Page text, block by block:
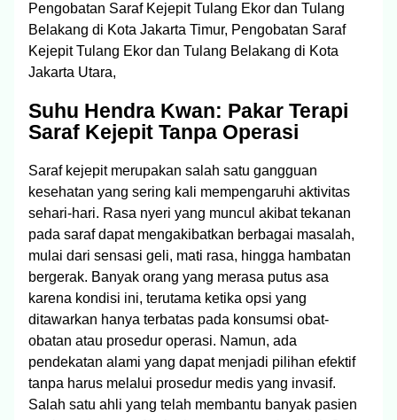
Pengobatan Saraf Kejepit Tulang Ekor dan Tulang
Belakang di Kota Jakarta Timur, Pengobatan Saraf
Kejepit Tulang Ekor dan Tulang Belakang di Kota
Jakarta Utara,
Suhu Hendra Kwan: Pakar Terapi
Saraf Kejepit Tanpa Operasi
Saraf kejepit merupakan salah satu gangguan
kesehatan yang sering kali mempengaruhi aktivitas
sehari-hari. Rasa nyeri yang muncul akibat tekanan
pada saraf dapat mengakibatkan berbagai masalah,
mulai dari sensasi geli, mati rasa, hingga hambatan
bergerak. Banyak orang yang merasa putus asa
karena kondisi ini, terutama ketika opsi yang
ditawarkan hanya terbatas pada konsumsi obat-
obatan atau prosedur operasi. Namun, ada
pendekatan alami yang dapat menjadi pilihan efektif
tanpa harus melalui prosedur medis yang invasif.
Salah satu ahli yang telah membantu banyak pasien